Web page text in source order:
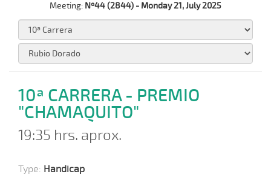
Meeting: Nº44 (2844) - Monday 21, July 2025
10ª CARRERA - PREMIO
"CHAMAQUITO"
19:35 hrs. aprox.
Type: Handicap